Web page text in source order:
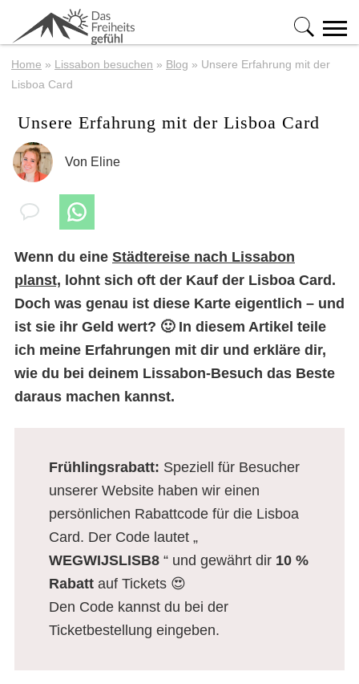
Home » Lissabon besuchen » Blog » Unsere Erfahrung mit der
Lisboa Card
Unsere Erfahrung mit der Lisboa Card
Von Eline
Wenn du eine Städtereise nach Lissabon
planst, lohnt sich oft der Kauf der Lisboa Card.
Doch was genau ist diese Karte eigentlich – und
ist sie ihr Geld wert? 🙂 In diesem Artikel teile
ich meine Erfahrungen mit dir und erkläre dir,
wie du bei deinem Lissabon-Besuch das Beste
daraus machen kannst.
Frühlingsrabatt: Speziell für Besucher
unserer Website haben wir einen
persönlichen Rabattcode für die Lisboa
Card. Der Code lautet „
WEGWIJSLISB8“ und gewährt dir 10 %
Rabattauf Tickets 😍
Den Code kannst du bei der
Ticketbestellung eingeben.